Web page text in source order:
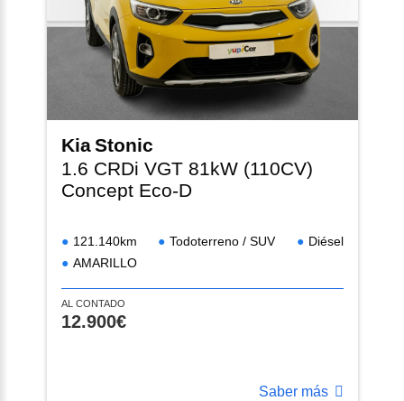
KiaStonic
1.6 CRDi VGT 81kW (110CV)
Concept Eco-D
121.140km Todoterreno / SUV
Diésel
AMARILLO
AL CONTADO
12.900€
Saber más